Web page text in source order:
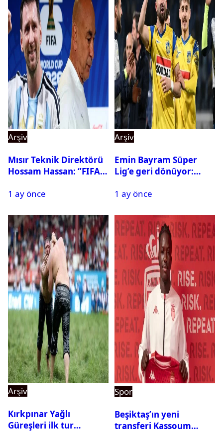
Arşiv
Mısır Teknik Direktörü
Hossam Hassan: ‘’FIFA,
istemiyor’’
1 ay önce
Arşiv
Emin Bayram Süper
Lig’e geri dönüyor:
1 ay önce
Arşiv
Kırkpınar Yağlı
Güreşleri ilk tur
Spor
Beşiktaş’ın yeni
transferi Kassoum